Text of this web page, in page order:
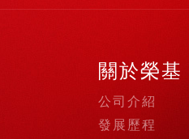
關於榮基
公司介紹
發展歷程